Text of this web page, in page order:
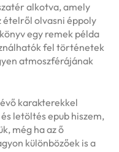
alkotva, amely
ételről olvasni éppoly
egy remek példa
fel történetek
atmoszférájának
karakterekkel
letöltés epub hiszem,
még ha az ő
különbözőek is a